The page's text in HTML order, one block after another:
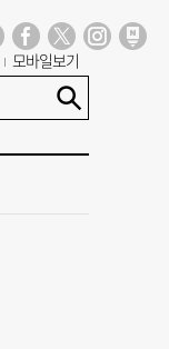
모바일보기